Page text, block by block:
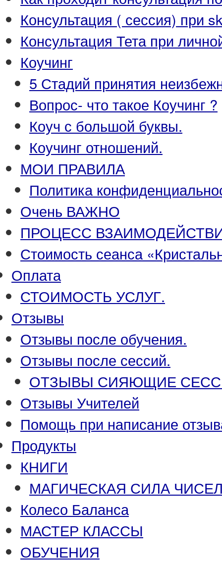
Консультация ( сессия) при
Консультация Тета при
Коучинг
5 Стадий принятия
Вопрос- что такое Коучинг ?
Коуч с большой буквы.
Коучинг отношений.
МОИ ПРАВИЛА
Политика
Очень ВАЖНО
ПРОЦЕСС
Стоимость сеанса
Оплата
СТОИМОСТЬ УСЛУГ.
Отзывы
Отзывы после обучения.
Отзывы после сессий.
ОТЗЫВЫ СИЯЮЩИЕ
Отзывы Учителей
Помощь при написание
Продукты
КНИГИ
МАГИЧЕСКАЯ СИЛА
Колесо Баланса
МАСТЕР КЛАССЫ
ОБУЧЕНИЯ